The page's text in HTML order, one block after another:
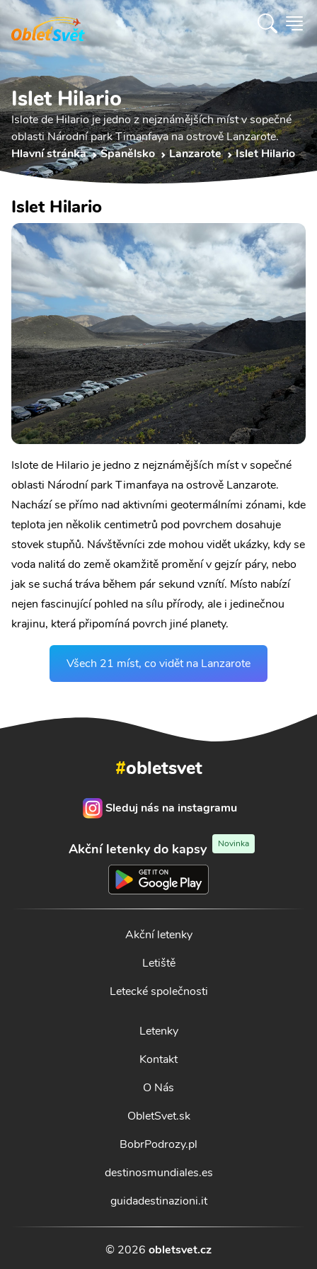
Islet Hilario
Islote de Hilario je jedno z nejznámějších míst v sopečné
oblasti Národní park Timanfaya na ostrově Lanzarote.
Hlavní stránka
Španělsko Lanzarote Islet Hilario
Islet Hilario
Islote de Hilario je jedno z nejznámějších míst v sopečné
oblasti Národní park Timanfaya na ostrově Lanzarote.
Nachází se přímo nad aktivními geotermálními zónami, kde
teplota jen několik centimetrů pod povrchem dosahuje
stovek stupňů. Návštěvníci zde mohou vidět ukázky, kdy se
voda nalitá do země okamžitě promění v gejzír páry, nebo
jak se suchá tráva během pár sekund vznítí. Místo nabízí
nejen fascinující pohled na sílu přírody, ale i jedinečnou
krajinu, která připomíná povrch jiné planety.
Všech 21 míst, co vidět na Lanzarote
#obletsvet
Sleduj nás na instagramu
Akční letenky do kapsy Novinka
Akční letenky
Letiště
Letecké společnosti
Letenky
Kontakt
O Nás
ObletSvet.sk
BobrPodrozy.pl
destinosmundiales.es
guidadestinazioni.it
© 2026 obletsvet.cz